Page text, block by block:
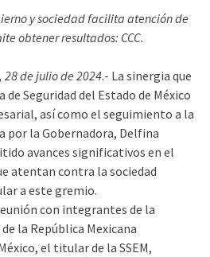
y sociedad facilita atención de
obtener resultados: CCC.
28 de julio de 2024.- La sinergia que
Seguridad del Estado de México
así como el seguimiento a la
por la Gobernadora, Delfina
avances significativos en el
atentan contra la sociedad
a este gremio.
con integrantes de la
la República Mexicana
el titular de la SSEM,